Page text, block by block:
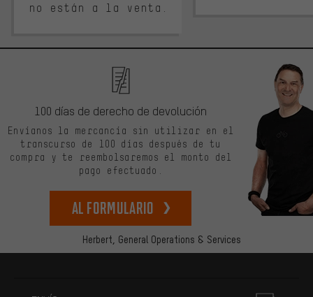
no están a la venta.
Herbert, General Operations & Services
100 días de derecho de devolución
Envíanos la mercancía sin utilizar en el
transcurso de 100 días después de tu
compra y te reembolsaremos el monto del
pago efectuado.
Al formulario